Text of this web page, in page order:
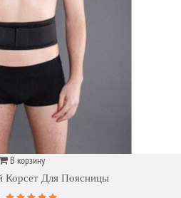
В корзину
Корсет Для Поясницы